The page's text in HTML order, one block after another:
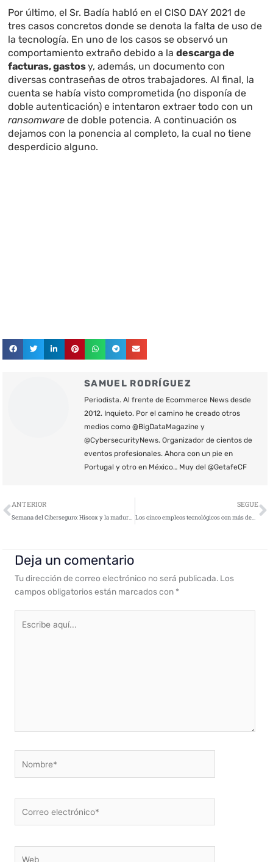
Por último, el Sr. Badía habló en el CISO DAY 2021 de
tres casos concretos donde se denota la falta de uso de
la tecnología. En uno de los casos se observó un
comportamiento extraño debido a ladescarga de
facturas, gastosy, además, un documento con
diversas contraseñas de otros trabajadores. Al final, la
cuenta se había visto comprometida (no disponía de
doble autenticación) e intentaron extraer todo con un
ransomware de doble potencia. A continuación os
dejamos con la ponencia al completo, la cual no tiene
desperdicio alguno.
SAMUEL RODRÍGUEZ
Periodista. Al frente de Ecommerce News desde
2012. Inquieto. Por el camino he creado otros
medios como @BigDataMagazine y
@CybersecurityNews. Organizador de cientos de
eventos profesionales. Ahora con un pie en
Portugal y otro en México… Muy del @GetafeCF
Ant
ANTERIOR
Semana del Ciberseguro: Hiscox y la madurez del ciberseguro
SEGUE
Los cinco empleos tecnológicos con más demanda en España
Deja un comentario
Tu dirección de correo electrónico no será publicada. Los
campos obligatorios están marcados con *
aquí...
electrónico*